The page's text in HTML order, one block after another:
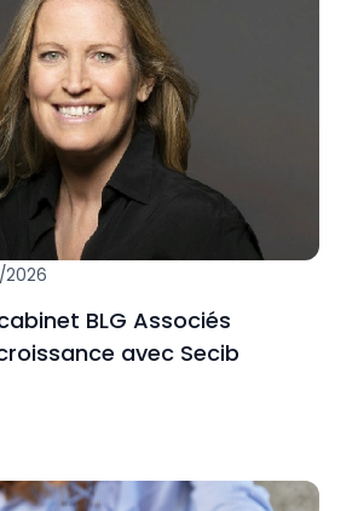
BLG Associés
avec Secib